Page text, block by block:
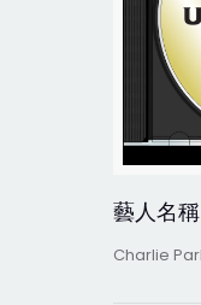
藝人名稱
Charlie